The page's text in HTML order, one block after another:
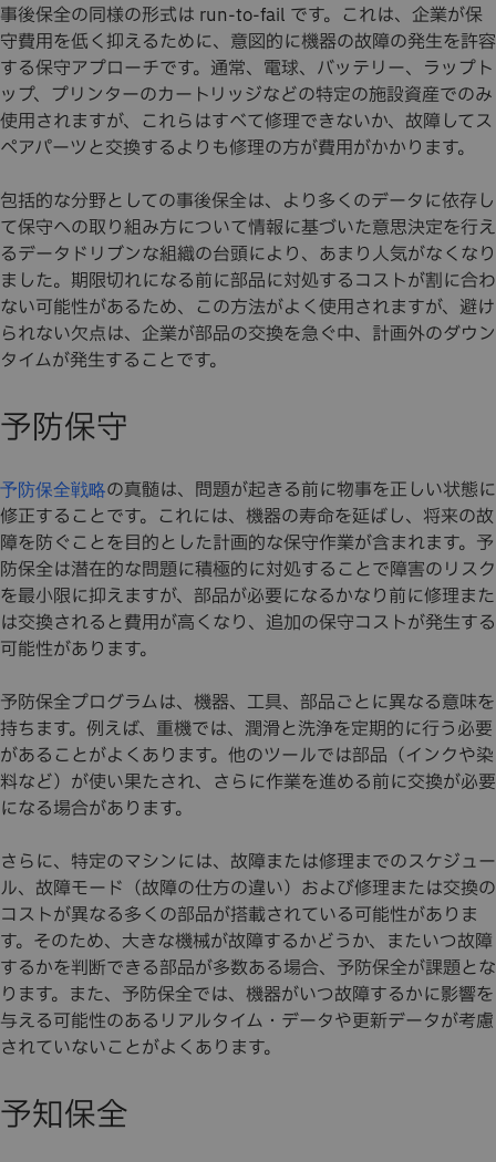
事後保全の同様の形式は run-to-fail です。これは、企業が保
守費用を低く抑えるために、意図的に機器の故障の発生を許容
する保守アプローチです。通常、電球、バッテリー、ラップト
ップ、プリンターのカートリッジなどの特定の施設資産でのみ
使用されますが、これらはすべて修理できないか、故障してス
ペアパーツと交換するよりも修理の方が費用がかかります。
包括的な分野としての事後保全は、より多くのデータに依存し
て保守への取り組み方について情報に基づいた意思決定を行え
るデータドリブンな組織の台頭により、あまり人気がなくなり
ました。期限切れになる前に部品に対処するコストが割に合わ
ない可能性があるため、この方法がよく使用されますが、避け
られない欠点は、企業が部品の交換を急ぐ中、計画外のダウン
タイムが発生することです。
予防保守
予防保全戦略の真髄は、問題が起きる前に物事を正しい状態に
修正することです。これには、機器の寿命を延ばし、将来の故
障を防ぐことを目的とした計画的な保守作業が含まれます。予
防保全は潜在的な問題に積極的に対処することで障害のリスク
を最小限に抑えますが、部品が必要になるかなり前に修理また
は交換されると費用が高くなり、追加の保守コストが発生する
可能性があります。
予防保全プログラムは、機器、工具、部品ごとに異なる意味を
持ちます。例えば、重機では、潤滑と洗浄を定期的に行う必要
があることがよくあります。他のツールでは部品（インクや染
料など）が使い果たされ、さらに作業を進める前に交換が必要
になる場合があります。
さらに、特定のマシンには、故障または修理までのスケジュー
ル、故障モード（故障の仕方の違い）および修理または交換の
コストが異なる多くの部品が搭載されている可能性がありま
す。そのため、大きな機械が故障するかどうか、またいつ故障
するかを判断できる部品が多数ある場合、予防保全が課題とな
ります。また、予防保全では、機器がいつ故障するかに影響を
与える可能性のあるリアルタイム・データや更新データが考慮
されていないことがよくあります。
予知保全